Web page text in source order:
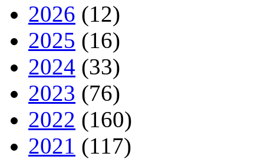
2026 (12)
2025 (16)
2024 (33)
2023 (76)
2022 (160)
2021 (117)